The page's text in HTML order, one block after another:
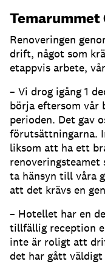
Temarummet
Renoveringen
drift, något som
etappvis arbete,
– Vi drog igång 1
börja eftersom vår
perioden. Det gav
förutsättningarna.
liksom att ha ett
ta hänsyn till våra
att det krävs en
– Hotellet har en
tillfällig reception
inte är roligt att
det har gått väldigt